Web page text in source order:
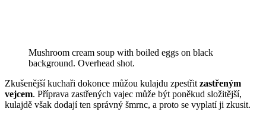
Mushroom cream soup with boiled eggs on black
background. Overhead shot.
Zkušenější kuchaři dokonce můžou kulajdu zpestřit zastřeným
vejcem. Příprava zastřených vajec může být poněkud složitější,
kulajdě však dodají ten správný šmrnc, a proto se vyplatí ji zkusit.